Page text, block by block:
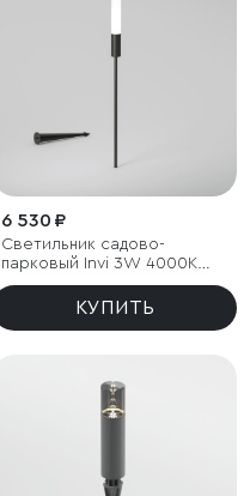
6 530 ₽
Светильник садово-
парковый Invi 3W 4000K
черный
КУПИТЬ